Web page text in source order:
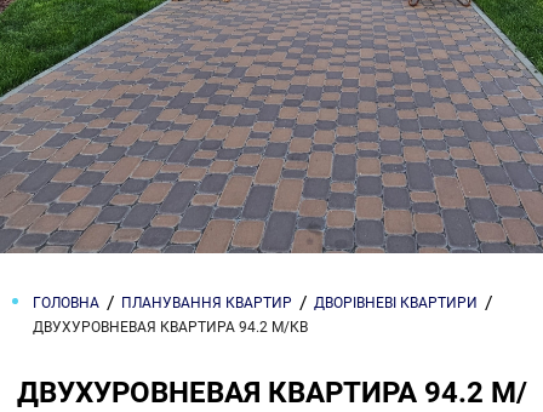
ГОЛОВНА ПЛАНУВАННЯ КВАРТИР
ДВОРІВНЕВІ КВАРТИРИ
ДВУХУРОВНЕВАЯ КВАРТИРА 94.2 М/КВ
ДВУХУРОВНЕВАЯ КВАРТИРА 94.2 М/